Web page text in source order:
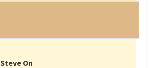
Steve On